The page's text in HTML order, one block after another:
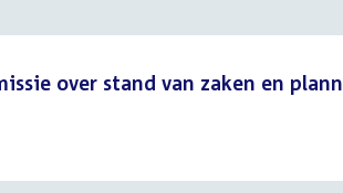
over stand van zaken en